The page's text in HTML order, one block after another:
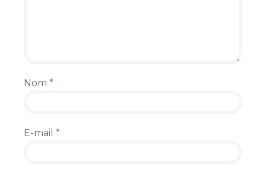
Nom *
E-mail *